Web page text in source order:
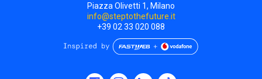
Piazza Olivetti 1, Milano
info@steptothefuture.it
+39 02 33 020 088